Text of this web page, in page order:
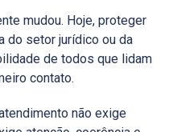
mudou. Hoje, proteger
do setor jurídico ou da
de todos que lidam
contato.
não exige